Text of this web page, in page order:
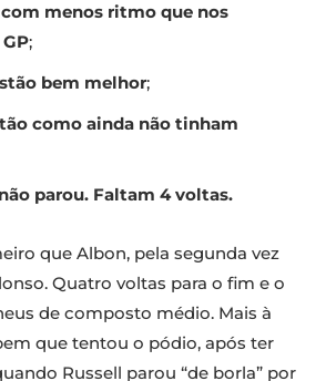
com menos ritmo que nos
;
bem melhor;
como ainda não tinham
parou. Faltam 4 voltas.
que Albon, pela segunda vez
Quatro voltas para o fim e o
de composto médio. Mais à
que tentou o pódio, após ter
Russell parou “de borla” por